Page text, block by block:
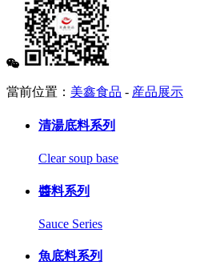
當前位置： 美鑫食品 - 産品展示
清湯底料系列
Clear soup base
醬料系列
Sauce Series
魚底料系列